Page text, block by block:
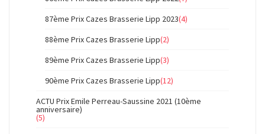
87ème Prix Cazes Brasserie Lipp 2023(4)
88ème Prix Cazes Brasserie Lipp(2)
89ème Prix Cazes Brasserie Lipp(3)
90ème Prix Cazes Brasserie Lipp(12)
ACTU Prix Emile Perreau-Saussine 2021 (10ème
anniversaire)
(5)